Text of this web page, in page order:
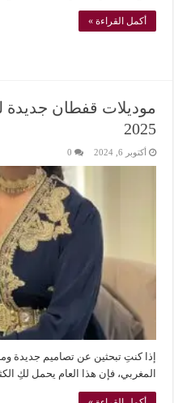
أكمل القراءة »
2025
أكتوبر 6, 2024 0
إذا كنتِ تبحثين عن تصاميم جديدة
المغربي، فإن هذا العام يحمل لكِ